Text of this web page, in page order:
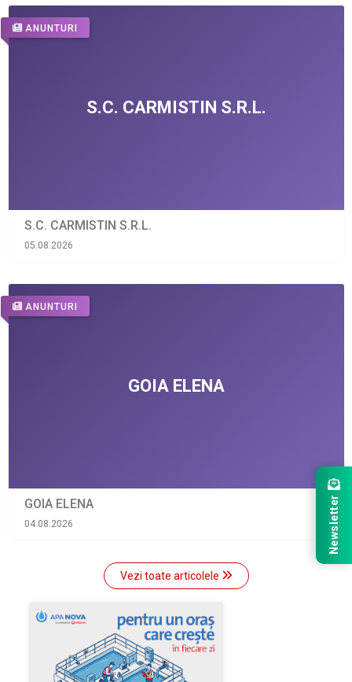
ANUNTURI
S.C. CARMISTIN S.R.L.
05.08.2026
ANUNTURI
GOIA ELENA
04.08.2026
Vezi toate articolele
Newsletter